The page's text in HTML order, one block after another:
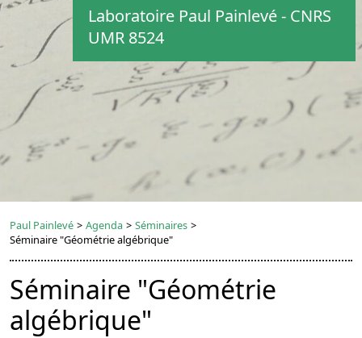
Laboratoire Paul Painlevé - CNRS
UMR 8524
Paul Painlevé > Agenda > Séminaires >
Séminaire "Géométrie algébrique"
Séminaire "Géométrie
algébrique"